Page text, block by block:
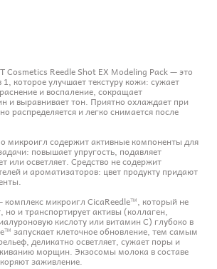
Cosmetics Reedle Shot EX Modeling Pack — это
1, которое улучшает текстуру кожи: сужает
и воспаление, сокращает
и выравнивает тон. Приятно охлаждает при
распределяется и легко снимается после
микроигл содержит активные компоненты для
повышает упругость, подавляет
или осветляет. Средство не содержит
и ароматизаторов: цвет продукту придают
микроигл CicaReedle™, который не
но и транспортирует активы (коллаген,
кислоту или витамин С) глубоко в
запускает клеточное обновление, тем самым
деликатно осветляет, сужает поры и
морщин. Экзосомы молока в составе
заживление.